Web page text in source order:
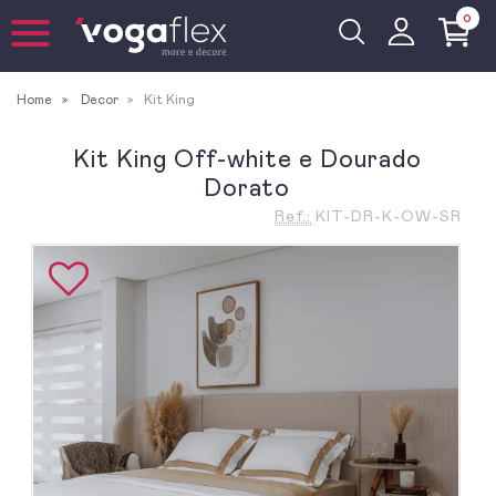
0
Home Decor Kit King
Kit King Off-white e Dourado
Dorato
Ref.: KIT-DR-K-OW-SR